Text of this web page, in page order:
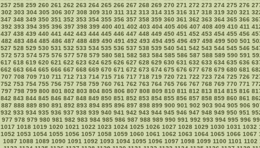
257 258 259 260 261 262 263 264 265 266 267 268 269 270 271 272 273 274 275 276
302 303 304 305 306 307 308 309 310 311 312 313 314 315 316 317 318 319 320 321
347 348 349 350 351 352 353 354 355 356 357 358 359 360 361 362 363 364 365 366
392 393 394 395 396 397 398 399 400 401 402 403 404 405 406 407 408 409 410 411
437 438 439 440 441 442 443 444 445 446 447 448 449 450 451 452 453 454 455 456
482 483 484 485 486 487 488 489 490 491 492 493 494 495 496 497 498 499 500 501
527 528 529 530 531 532 533 534 535 536 537 538 539 540 541 542 543 544 545 546
572 573 574 575 576 577 578 579 580 581 582 583 584 585 586 587 588 589 590 591
617 618 619 620 621 622 623 624 625 626 627 628 629 630 631 632 633 634 635 636
662 663 664 665 666 667 668 669 670 671 672 673 674 675 676 677 678 679 680 681
707 708 709 710 711 712 713 714 715 716 717 718 719 720 721 722 723 724 725 726
752 753 754 755 756 757 758 759 760 761 762 763 764 765 766 767 768 769 770 771
797 798 799 800 801 802 803 804 805 806 807 808 809 810 811 812 813 814 815 816
842 843 844 845 846 847 848 849 850 851 852 853 854 855 856 857 858 859 860 861
887 888 889 890 891 892 893 894 895 896 897 898 899 900 901 902 903 904 905 906
932 933 934 935 936 937 938 939 940 941 942 943 944 945 946 947 948 949 950 951
977 978 979 980 981 982 983 984 985 986 987 988 989 990 991 992 993 994 995 996
1017 1018 1019 1020 1021 1022 1023 1024 1025 1026 1027 1028 1029 1030 1031 1032
1052 1053 1054 1055 1056 1057 1058 1059 1060 1061 1062 1063 1064 1065 1066 1067
1087 1088 1089 1090 1091 1092 1093 1094 1095 1096 1097 1098 1099 1100 1101 1102